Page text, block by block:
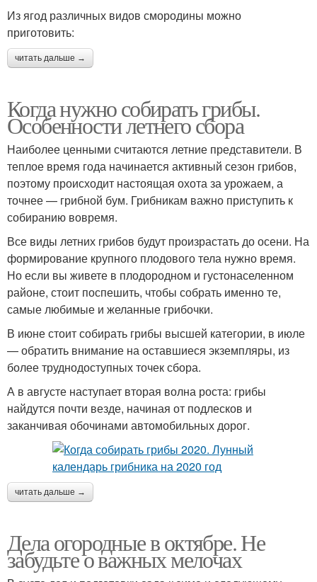
Из ягод различных видов смородины можно
приготовить:
читать дальше →
Когда нужно собирать грибы.
Особенности летнего сбора
Наиболее ценными считаются летние представители. В
теплое время года начинается активный сезон грибов,
поэтому происходит настоящая охота за урожаем, а
точнее — грибной бум. Грибникам важно приступить к
собиранию вовремя.
Все виды летних грибов будут произрастать до осени. На
формирование крупного плодового тела нужно время.
Но если вы живете в плодородном и густонаселенном
районе, стоит поспешить, чтобы собрать именно те,
самые любимые и желанные грибочки.
В июне стоит собирать грибы высшей категории, в июле
— обратить внимание на оставшиеся экземпляры, из
более труднодоступных точек сбора.
А в августе наступает вторая волна роста: грибы
найдутся почти везде, начиная от подлесков и
заканчивая обочинами автомобильных дорог.
читать дальше →
Дела огородные в октябре. Не
забудьте о важных мелочах